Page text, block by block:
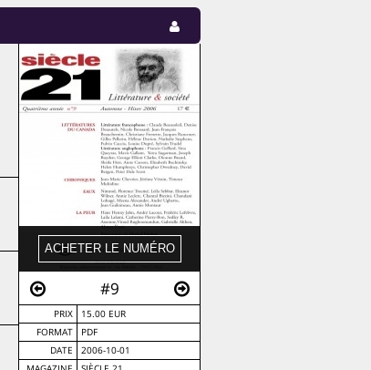
#9
PRIX
15.00 EUR
FORMAT
PDF
DATE
2006-10-01